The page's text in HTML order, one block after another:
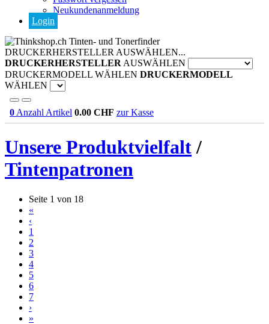
Neukundenanmeldung
Login
Tinten- und Tonerfinder
DRUCKERHERSTELLER AUSWÄHLEN...
DRUCKERHERSTELLER AUSWÄHLEN
DRUCKERMODELL WÄHLEN DRUCKERMODELL
WÄHLEN
0 Anzahl Artikel 0.00 CHF zur Kasse
Unsere Produktvielfalt/
Tintenpatronen
Seite 1 von 18
«
‹
1
2
3
4
5
6
7
›
»